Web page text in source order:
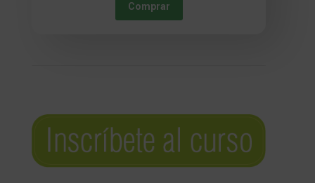
Comprar